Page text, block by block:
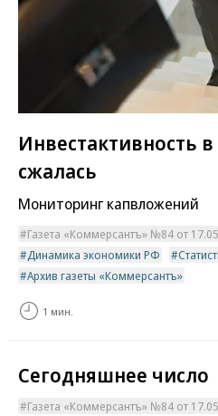
Инвестактивность
сжалась
Мониторинг капвложений
Газета «Коммерсантъ» №84 от
Динамика экономики РФ
Архив газеты «Коммерсантъ»
1 мин.
Сегодняшнее число
Газета «Коммерсантъ» №84 от